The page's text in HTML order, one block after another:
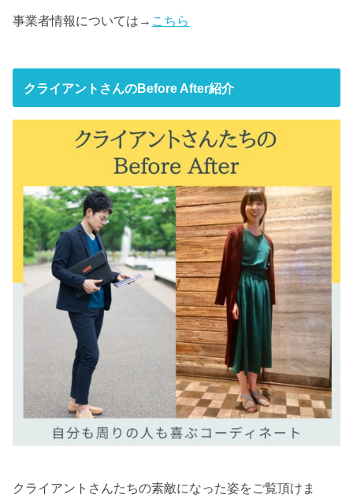
事業者情報については→ こちら
クライアントさんのBefore After紹介
クライアントさんたちの素敵になった姿をご覧頂けま